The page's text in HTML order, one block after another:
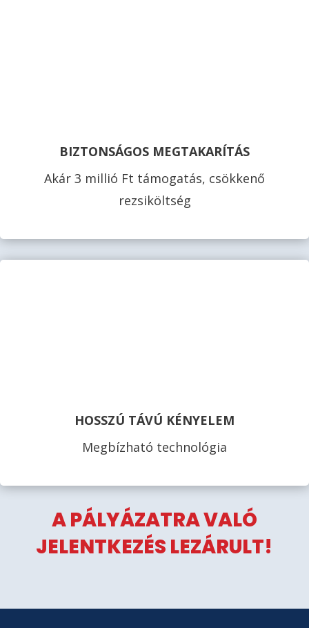
BIZTONSÁGOS MEGTAKARÍTÁS
Akár 3 millió Ft támogatás, csökkenő
rezsiköltség
HOSSZÚ TÁVÚ KÉNYELEM
Megbízható technológia
A PÁLYÁZATRA VALÓ
JELENTKEZÉS LEZÁRULT!